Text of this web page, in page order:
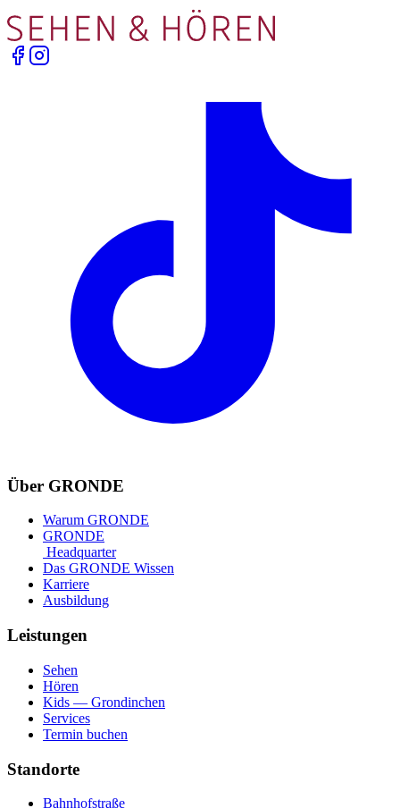
Über GRONDE
Warum GRONDE
GRONDE
Headquarter
Das GRONDE Wissen
Karriere
Ausbildung
Leistungen
Sehen
Hören
Kids — Grondinchen
Services
Termin buchen
Standorte
Bahnhofstraße